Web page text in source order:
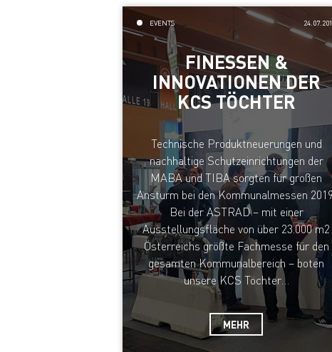
EVENTS
FINESSEN &
INNOVATIONEN DER
KCS TÖCHTER
Technische Produktneuerungen und
nachhaltige Schutzeinrichtungen der
MABA und TIBA sorgten für großen
Ansturm bei den Kommunalmessen 2019.
Bei der ASTRAD – mit einer
Ausstellungsfläche von über 23.000 m2
Österreichs größte Fachmesse für den
gesamten Kommunalbereich – boten
unsere KCS Töchter…
MEHR